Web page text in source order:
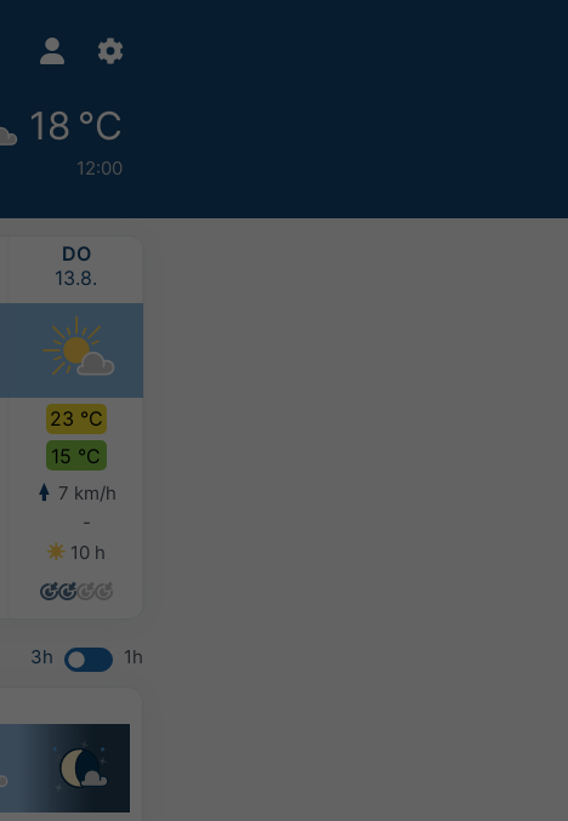
18 °C
12:00
DO
13.8.
23 °C
15 °C
7 km/h
-
10 h
3h 1h